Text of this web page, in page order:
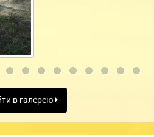
в галерею